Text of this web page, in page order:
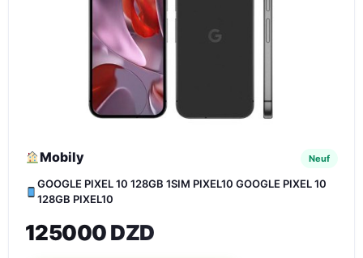
Mobily Neuf
GOOGLE PIXEL 10 128GB 1SIM PIXEL10 GOOGLE PIXEL 10
128GB PIXEL10
125000 DZD